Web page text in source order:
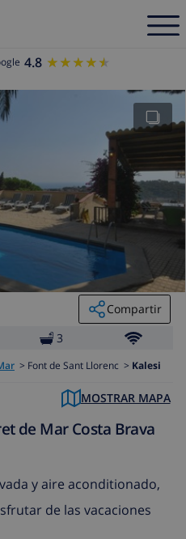
4.8 ★★★★★
★★★★★
Compartir
3
> Font de Sant Llorenc > Kalesi
MOSTRAR MAPA
de Mar Costa Brava
y aire aconditionado,
de las vacaciones